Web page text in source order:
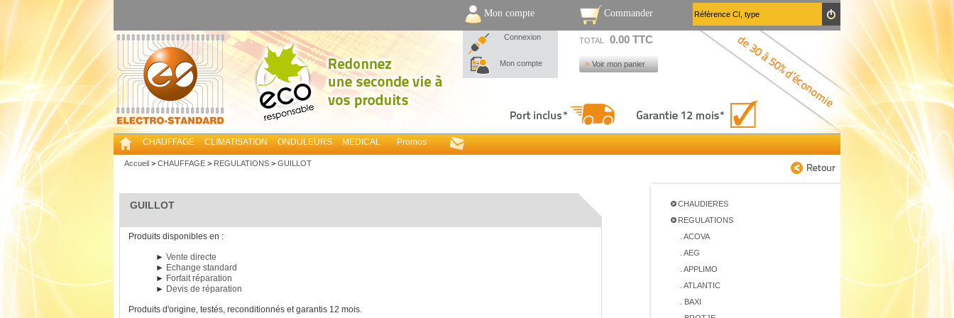
Mon compte
Connexion
Mon compte
Commander
TOTAL 0.00 TTC
Voir mon panier
CHAUFFAGE CLIMATISATION ONDULEURS MEDICAL Promos
Accueil > CHAUFFAGE > REGULATIONS > GUILLOT
GUILLOT
Produits disponibles en :
► Vente directe
► Echange standard
► Forfait réparation
► Devis de réparation
Produits d'origine, testés, reconditionnés et garantis 12 mois.
CHAUDIERES
REGULATIONS
. ACOVA
. AEG
. APPLIMO
. ATLANTIC
. BAXI